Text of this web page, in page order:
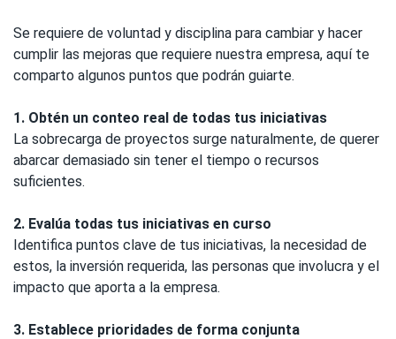
Se requiere de voluntad y disciplina para cambiar y hacer
cumplir las mejoras que requiere nuestra empresa, aquí te
comparto algunos puntos que podrán guiarte.
1. Obtén un conteo real de todas tus iniciativas
La sobrecarga de proyectos surge naturalmente, de querer
abarcar demasiado sin tener el tiempo o recursos
suficientes.
2. Evalúa todas tus iniciativas en curso
Identifica puntos clave de tus iniciativas, la necesidad de
estos, la inversión requerida, las personas que involucra y el
impacto que aporta a la empresa.
3. Establece prioridades de forma conjunta